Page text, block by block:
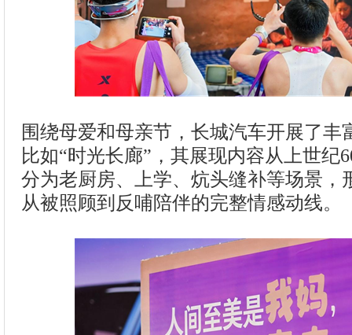
围绕母爱和母亲节，长城汽车开展了丰
比如“时光长廊”，其展现内容从上世纪
分为老厨房、上学、炕头缝补等场景，
从被照顾到反哺陪伴的完整情感动线。